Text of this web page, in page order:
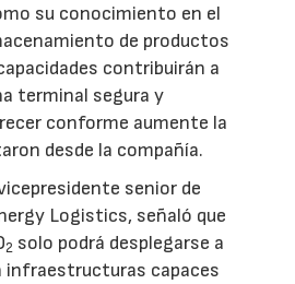
su conocimiento en el
de productos
contribuirán a
terminal segura y
conforme aumente la
desde la compañía.
senior de
Logistics, señaló que
2 solo podrá desplegarse a
infraestructuras capaces